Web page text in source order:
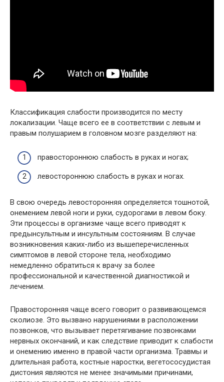
Классификация слабости производится по месту
локализации. Чаще всего ее в соответствии с левым и
правым полушарием в головном мозге разделяют на:
правостороннюю слабость в руках и ногах;
левостороннюю слабость в руках и ногах.
В свою очередь левосторонняя определяется тошнотой,
онемением левой ноги и руки, судорогами в левом боку.
Эти процессы в организме чаще всего приводят к
предынсультным и инсультным состояниям. В случае
возникновения каких-либо из вышеперечисленных
симптомов в левой стороне тела, необходимо
немедленно обратиться к врачу за более
профессиональной и качественной диагностикой и
лечением.
Правосторонняя чаще всего говорит о развивающемся
сколиозе. Это вызвано нарушениями в расположении
позвонков, что вызывает перетягивание позвонками
нервных окончаний, и как следствие приводит к слабости
и онемению именно в правой части организма. Травмы и
длительная работа, костные наростки, вегетососудистая
дистония являются не менее значимыми причинами,